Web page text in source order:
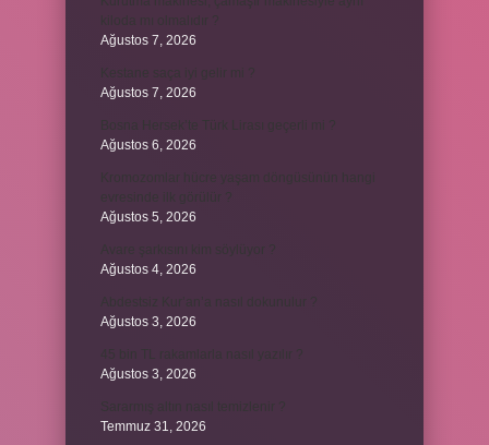
Ağustos 7, 2026
Ağustos 7, 2026
Ağustos 6, 2026
Ağustos 5, 2026
Ağustos 4, 2026
Ağustos 3, 2026
Ağustos 3, 2026
Temmuz 31, 2026